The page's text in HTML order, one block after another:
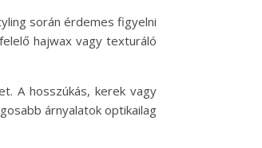
során érdemes figyelni
hajwax vagy texturáló
A hosszúkás, kerek vagy
árnyalatok optikailag